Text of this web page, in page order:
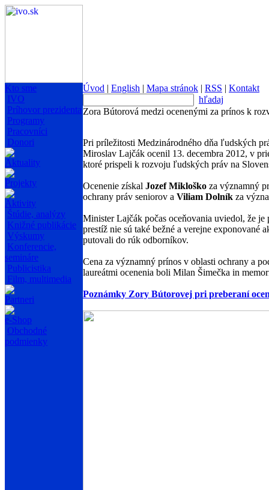
Kto sme
IVO
Príhovor prezidenta
Programy
Pracovníci
Donori
Aktuality
Projekty
Aktivity
Štúdie, analýzy
Knižné publikácie
Výskumy
Konferencie,
semináre
Publicistika
Film, multimedia
Partneri
e-Shop
Obchodné
podmienky
Úvod | English | Mapa stránok | RSS | Kontakt
hľadaj
Zora Bútorová medzi ocenenými za prínos k
Pri príležitosti Medzinárodného dňa ľudských
Miroslav Lajčák ocenil 13. decembra 2012, v
ktoré prispeli k rozvoju ľudských práv na
Ocenenie získal Jozef Mikloško za významný
ochrany práv seniorov a Viliam Dolník za
Minister Lajčák počas oceňovania uviedol, že
prestíž nie sú také bežné a verejne
putovali do rúk odborníkov.
Cena za významný prínos v oblasti ochrany a
laureátmi ocenenia boli Milan Šimečka in
Poznámky Zory Bútorovej pri preberaní